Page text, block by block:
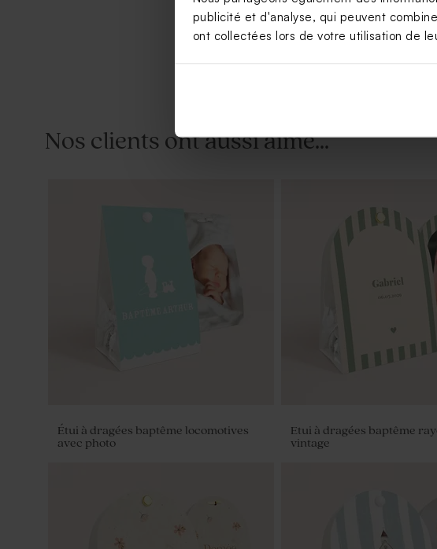
publicité et d'analyse, qui peuvent
ont collectées lors de votre utilisation de
Dragées baptême eucalyptus amande 1
Tube à bulles baptême vert
Nos clients ont aussi aimé...
Étui à dragées baptême locomotives
avec photo
Etui à dragées baptême
vintage